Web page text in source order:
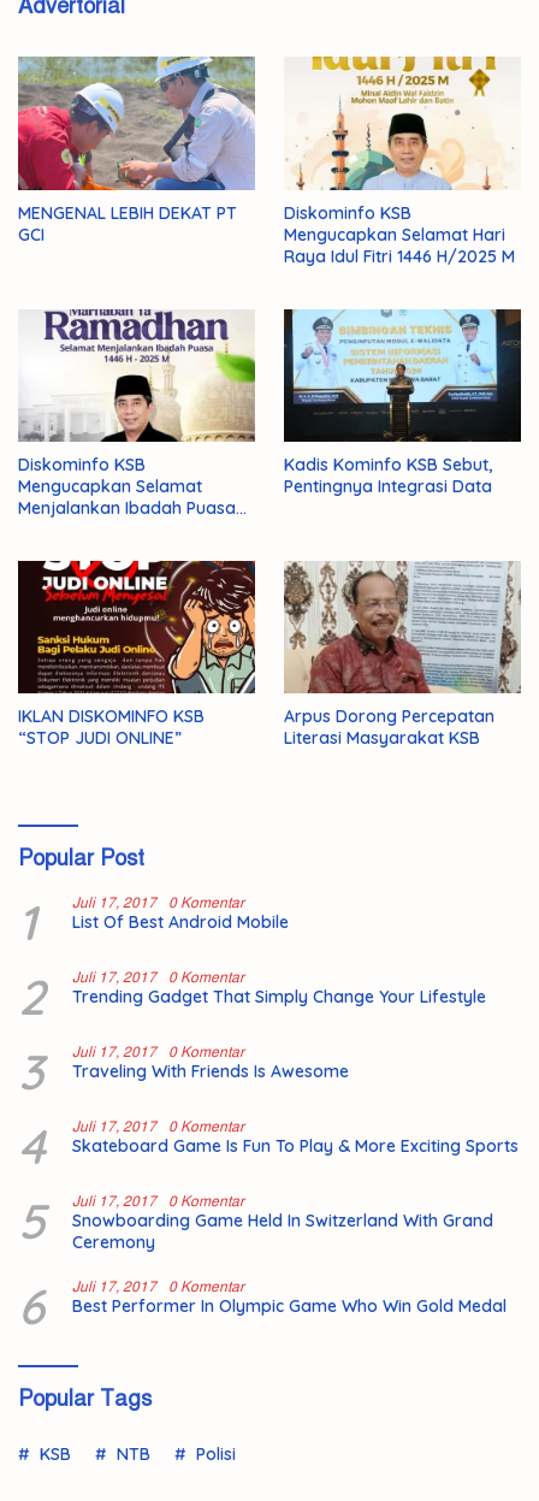
Advertorial
MENGENAL LEBIH DEKAT PT
GCI
Diskominfo KSB
Mengucapkan Selamat Hari
Raya Idul Fitri 1446 H/2025 M
Diskominfo KSB
Mengucapkan Selamat
Menjalankan Ibadah Puasa
Kadis Kominfo KSB Sebut,
Pentingnya Integrasi Data
IKLAN DISKOMINFO KSB
“STOP JUDI ONLINE”
Arpus Dorong Percepatan
Literasi Masyarakat KSB
Popular Post
1 Juli 17, 2017 0 Komentar
List Of Best Android Mobile
2 Juli 17, 2017 0 Komentar
Trending Gadget That Simply Change Your Lifestyle
3 Juli 17, 2017 0 Komentar
Traveling With Friends Is Awesome
4 Juli 17, 2017 0 Komentar
Skateboard Game Is Fun To Play & More Exciting Sports
5 Juli 17, 2017 0 Komentar
Snowboarding Game Held In Switzerland With Grand
Ceremony
6 Juli 17, 2017 0 Komentar
Best Performer In Olympic Game Who Win Gold Medal
Popular Tags
KSB NTB Polisi